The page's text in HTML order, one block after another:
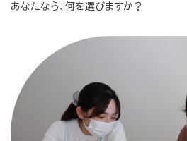
あなたなら、何を選びますか？